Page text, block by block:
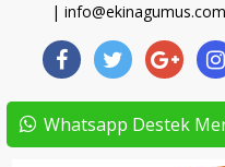
| info@ekinagumus.com
Whatsapp Destek